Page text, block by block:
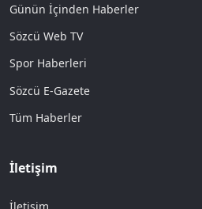
Günün İçinden Haberler
Sözcü Web TV
Spor Haberleri
Sözcü E-Gazete
Tüm Haberler
İletişim